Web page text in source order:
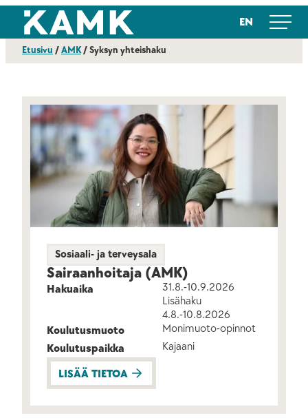
Siirry
suoraan
sisältöön
Kajaanin ammattikorkeakoulu EN
Etusivu /AMK/Syksyn yhteishaku
Sosiaali- ja terveysala
Sairaanhoitaja (AMK)
Hakuaika
31.8.-10.9.2026
Lisähaku
4.8.-10.8.2026
Koulutusmuoto
Monimuoto-opinnot
Koulutuspaikka
Kajaani
LISÄÄ TIETOA